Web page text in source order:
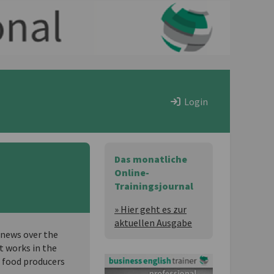
Login
Das monatliche
Online-
Trainingsjournal
» Hier geht es zur
aktuellen Ausgabe
over the
works in the
producers